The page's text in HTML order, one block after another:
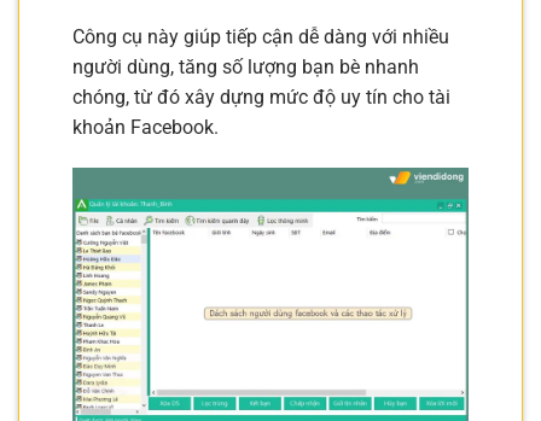
Công cụ này giúp tiếp cận dễ dàng với nhiều
người dùng, tăng số lượng bạn bè nhanh
chóng, từ đó xây dựng mức độ uy tín cho tài
khoản Facebook.